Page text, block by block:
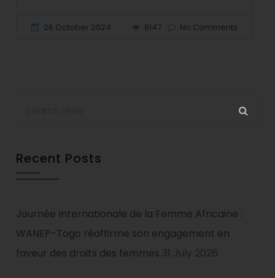
26 October 2024 8147 No Comments
Recent Posts
Journée Internationale de la Femme Africaine :
WANEP-Togo réaffirme son engagement en
faveur des droits des femmes 31 July 2026